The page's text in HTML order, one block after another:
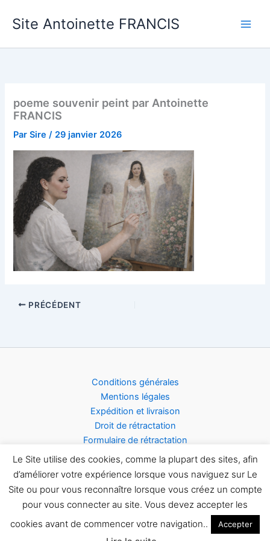
Site Antoinette FRANCIS
poeme souvenir peint par Antoinette
FRANCIS
ParSire/ 29 janvier 2026
PRÉCÉDENT
Conditions générales
Mentions légales
Expédition et livraison
Droit de rétractation
Formulaire de rétractation
Acceptation des cookies
Copyright © 2026 Site Antoinette FRANCIS
Le Site utilise des cookies, comme la plupart des sites, afin
d’améliorer votre expérience lorsque vous naviguez sur Le
Site ou pour vous reconnaître lorsque vous créez un compte
pour vous connecter au site. Vous devez accepter les
cookies avant de commencer votre navigation..
Accepter